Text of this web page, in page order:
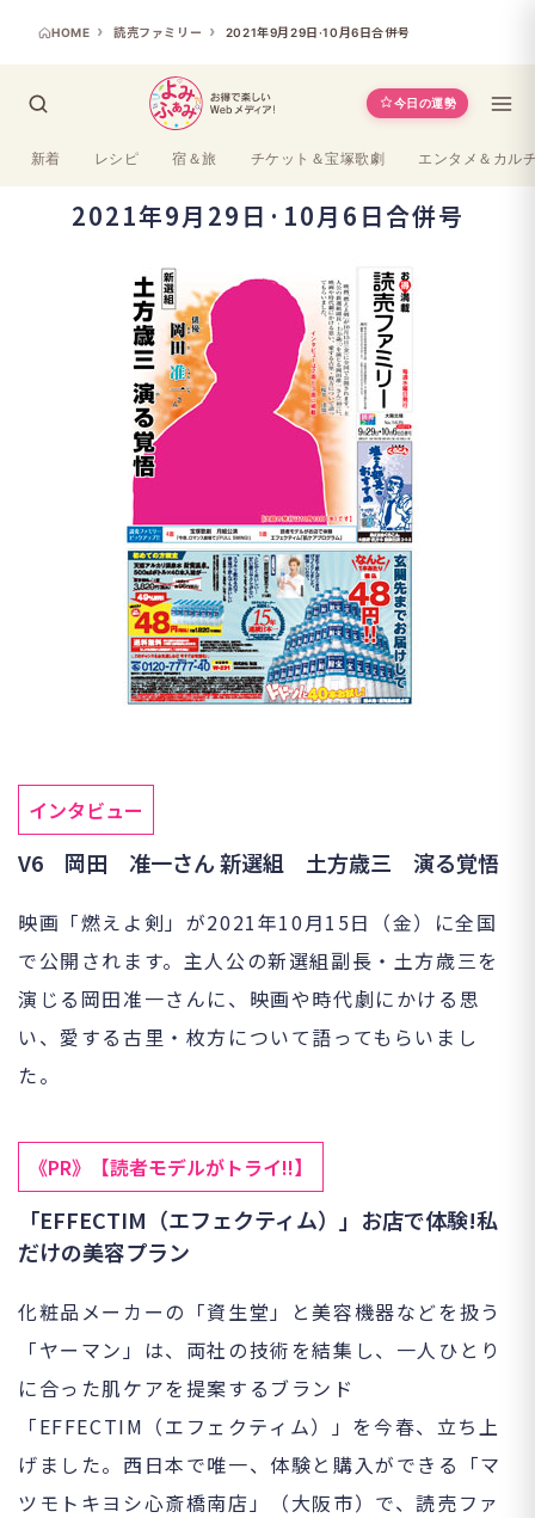
HOME 読売ファミリー 2021年9月29日·10月6日合併号
今日の運勢
新着 レシピ 宿＆旅 チケット＆宝塚歌劇 エンタメ＆カル
2021年9月29日·10月6日合併号
インタビュー
V6 岡田 准一さん 新選組 土方歳三 演る覚悟
映画「燃えよ剣」が2021年10月15日（金）に全国
で公開されます。主人公の新選組副長・土方歳三を
演じる岡田准一さんに、映画や時代劇にかける思
い、愛する古里・枚方について語ってもらいまし
た。
《PR》【読者モデルがトライ!!】
「EFFECTIM（エフェクティム）」お店で体験!私
だけの美容プラン
化粧品メーカーの「資生堂」と美容機器などを扱う
「ヤーマン」は、両社の技術を結集し、一人ひとり
に合った肌ケアを提案するブランド
「EFFECTIM（エフェクティム）」を今春、立ち上
げました。西日本で唯一、体験と購入ができる「マ
ツモトキヨシ心斎橋南店」（大阪市）で、読売ファ